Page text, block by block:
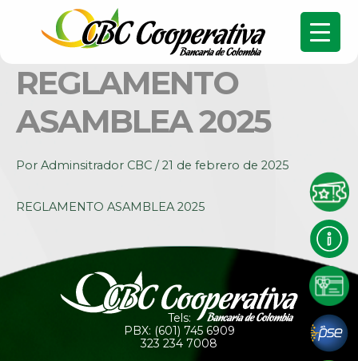
REGLAMENTO
ASAMBLEA 2025
Por Adminsitrador CBC /21 de febrero de 2025
REGLAMENTO ASAMBLEA 2025
Tels:
PBX: (601) 745 6909
323 234 7008